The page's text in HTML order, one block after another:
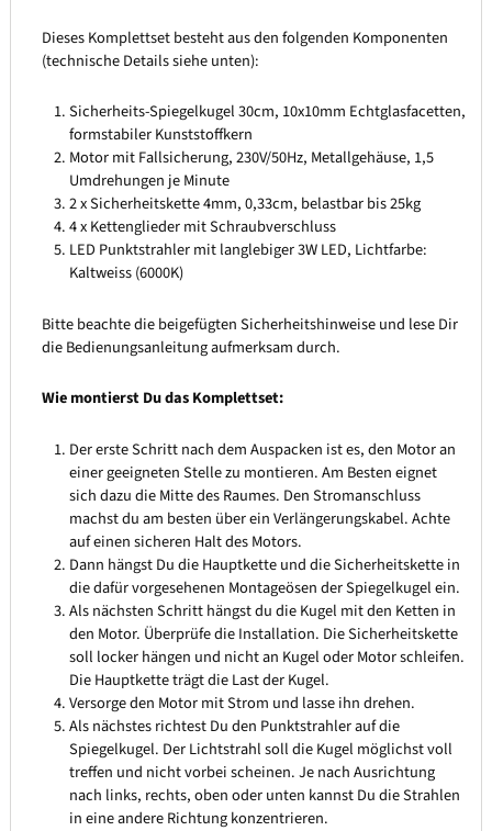
Dieses Komplettset besteht aus den folgenden Komponenten
(technische Details siehe unten):
Sicherheits-Spiegelkugel 30cm, 10x10mm Echtglasfacetten,
formstabiler Kunststoffkern
Motor mit Fallsicherung, 230V/50Hz, Metallgehäuse, 1,5
Umdrehungen je Minute
2 x Sicherheitskette 4mm, 0,33cm, belastbar bis 25kg
4 x Kettenglieder mit Schraubverschluss
LED Punktstrahler mit langlebiger 3W LED, Lichtfarbe:
Kaltweiss (6000K)
Bitte beachte die beigefügten Sicherheitshinweise und lese Dir
die Bedienungsanleitung aufmerksam durch.
Wie montierst Du das Komplettset:
Der erste Schritt nach dem Auspacken ist es, den Motor an
einer geeigneten Stelle zu montieren. Am Besten eignet
sich dazu die Mitte des Raumes. Den Stromanschluss
machst du am besten über ein Verlängerungskabel. Achte
auf einen sicheren Halt des Motors.
Dann hängst Du die Hauptkette und die Sicherheitskette in
die dafür vorgesehenen Montageösen der Spiegelkugel ein.
Als nächsten Schritt hängst du die Kugel mit den Ketten in
den Motor. Überprüfe die Installation. Die Sicherheitskette
soll locker hängen und nicht an Kugel oder Motor schleifen.
Die Hauptkette trägt die Last der Kugel.
Versorge den Motor mit Strom und lasse ihn drehen.
Als nächstes richtest Du den Punktstrahler auf die
Spiegelkugel. Der Lichtstrahl soll die Kugel möglichst voll
treffen und nicht vorbei scheinen. Je nach Ausrichtung
nach links, rechts, oben oder unten kannst Du die Strahlen
in eine andere Richtung konzentrieren.